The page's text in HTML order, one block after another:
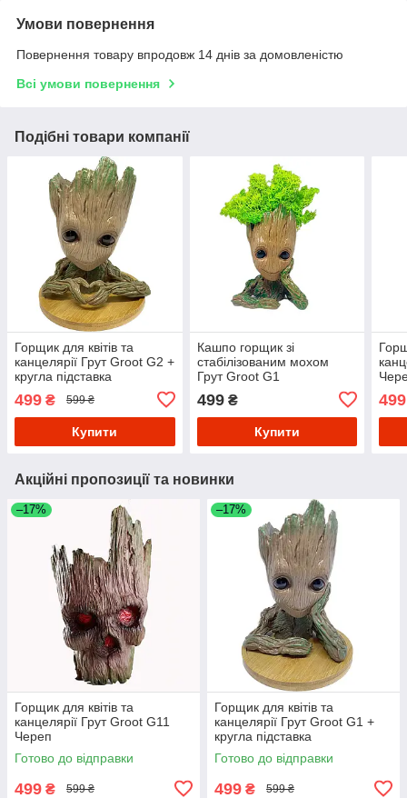
Умови повернення
Повернення товару впродовж 14 днів за домовленістю
Всі умови повернення
Подібні товари компанії
Горщик для квітів та
канцелярії Грут Groot G2 +
кругла підставка
499 ₴ 599 ₴
Купити
Кашпо горщик зі
стабілізованим мохом
Грут Groot G1
499₴
Купити
499
Акційні пропозиції та новинки
–17%
Горщик для квітів та
канцелярії Грут Groot G11
Череп
Готово до відправки
499 ₴ 599 ₴
–17%
Горщик для квітів та
канцелярії Грут Groot G1 +
кругла підставка
Готово до відправки
499 ₴ 599 ₴